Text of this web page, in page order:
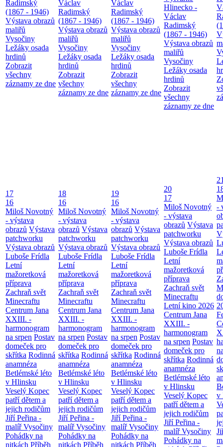
Radimský
(1867 - 1946)
Výstava obrazů
maliřů
Vysočiny
Ležáky osada
hrdinů
Zobrazit
všechny
záznamy ze dne
Václav
Radimský
(1867 - 1946)
Výstava obrazů
maliřů
Vysočiny
Ležáky osada
hrdinů
Zobrazit
všechny
záznamy ze dne
Václav
Radimský
(1867 - 1946)
Výstava obrazů
maliřů
Vysočiny
Ležáky osada
hrdinů
Zobrazit
všechny
záznamy ze dne
Hlinecko -
Václav
Radimský
(1867 - 1946)
Výstava obrazů
maliřů
Vysočiny
Ležáky osada
hrdinů
Zobrazit
všechny
záznamy ze dne
17
16
Miloš Novotný
- výstava
obrazů Výstava
patchworku
Výstava obrazů
Luboše Frídla
Letní
mažoretková
příprava
Zachraň svět
Minecraftu
Centrum Jana
XXIII. -
harmonogram
na srpen Postav
domeček pro
skřítka Rodinná
anamnéza
Betlémské léto
v Hlinsku
Veselý Kopec
patří dětem a
jejich rodičům
Jiří Peřina -
malíř Vysočiny
Pohádky na
nitkách Příběh
18
16
Miloš Novotný
- výstava
obrazů Výstava
patchworku
Výstava obrazů
Luboše Frídla
Letní
mažoretková
příprava
Zachraň svět
Minecraftu
Centrum Jana
XXIII. -
harmonogram
na srpen Postav
domeček pro
skřítka Rodinná
anamnéza
Betlémské léto
v Hlinsku
Veselý Kopec
patří dětem a
jejich rodičům
Jiří Peřina -
malíř Vysočiny
Pohádky na
nitkách Příběh
19
16
Miloš Novotný
- výstava
obrazů Výstava
patchworku
Výstava obrazů
Luboše Frídla
Letní
mažoretková
příprava
Zachraň svět
Minecraftu
Centrum Jana
XXIII. -
harmonogram
na srpen Postav
domeček pro
skřítka Rodinná
anamnéza
Betlémské léto
v Hlinsku
Veselý Kopec
patří dětem a
jejich rodičům
Jiří Peřina -
malíř Vysočiny
Pohádky na
nitkách Příběh
20
17
Miloš Novotný
- výstava
obrazů Výstava
patchworku
Výstava obrazů
Luboše Frídla
Letní
mažoretková
příprava
Zachraň svět
Minecraftu
Letní kino 2026
Centrum Jana
XXIII. -
harmonogram
na srpen Postav
domeček pro
skřítka Rodinná
anamnéza
Betlémské léto
v Hlinsku
Veselý Kopec
patří dětem a
jejich rodičům
Jiří Peřina -
malíř Vysočiny
Pohádky na
-
v